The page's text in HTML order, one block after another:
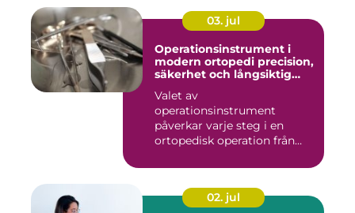
03. jul
Operationsinstrument i
modern ortopedi precision,
säkerhet och långsiktig
Valet av
operationsinstrument
påverkar varje steg i en
ortopedisk operation från
02. jul